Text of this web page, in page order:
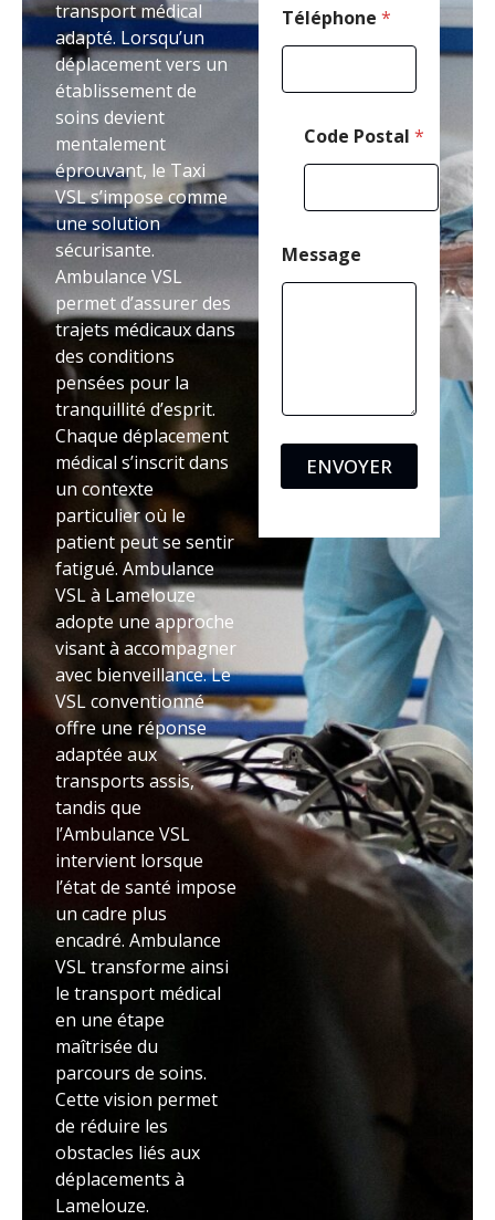
transport médical
adapté. Lorsqu’un
déplacement vers un
établissement de
soins devient
mentalement
éprouvant, le Taxi
VSL s’impose comme
une solution
sécurisante.
Ambulance VSL
permet d’assurer des
trajets médicaux dans
des conditions
pensées pour la
tranquillité d’esprit.
Chaque déplacement
médical s’inscrit dans
un contexte
particulier où le
patient peut se sentir
fatigué. Ambulance
VSL à Lamelouze
adopte une approche
visant à accompagner
avec bienveillance. Le
VSL conventionné
offre une réponse
adaptée aux
transports assis,
tandis que
l’Ambulance VSL
intervient lorsque
l’état de santé impose
un cadre plus
encadré. Ambulance
VSL transforme ainsi
le transport médical
en une étape
maîtrisée du
parcours de soins.
Cette vision permet
de réduire les
obstacles liés aux
déplacements à
Lamelouze.
Téléphone *
Code Postal *
Message
ENVOYER